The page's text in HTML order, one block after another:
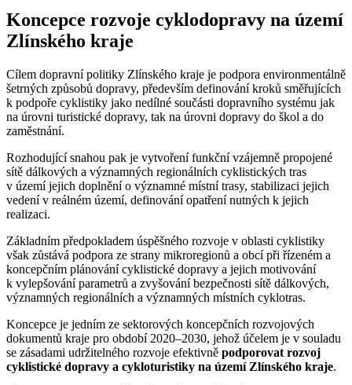
Koncepce rozvoje cyklodopravy na území
Zlínského kraje
Cílem dopravní politiky Zlínského kraje je podpora environmentálně
šetrných způsobů dopravy, především definování kroků směřujících
k podpoře cyklistiky jako nedílné součásti dopravního systému jak
na úrovni turistické dopravy, tak na úrovni dopravy do škol a do
zaměstnání.
Rozhodující snahou pak je vytvoření funkční vzájemně propojené
sítě dálkových a významných regionálních cyklistických tras
v území jejich doplnění o významné místní trasy, stabilizaci jejich
vedení v reálném území, definování opatření nutných k jejich
realizaci.
Základním předpokladem úspěšného rozvoje v oblasti cyklistiky
však zůstává podpora ze strany mikroregionů a obcí při řízeném a
koncepčním plánování cyklistické dopravy a jejich motivování
k vylepšování parametrů a zvyšování bezpečnosti sítě dálkových,
významných regionálních a významných místních cyklotras.
Koncepce je jedním ze sektorových koncepčních rozvojových
dokumentů kraje pro období 2020–2030, jehož účelem je v souladu
se zásadami udržitelného rozvoje efektivně podporovat rozvoj
cyklistické dopravy a cykloturistiky na území Zlínského kraje.